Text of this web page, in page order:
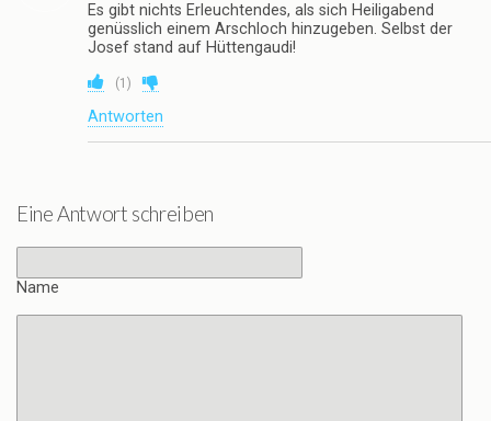
Es gibt nichts Erleuchtendes, als sich Heiligabend
genüsslich einem Arschloch hinzugeben. Selbst der
Josef stand auf Hüttengaudi!
(1 )
Antworten
Eine Antwort schreiben
Name